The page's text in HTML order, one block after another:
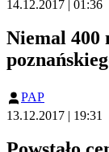
14.12.2017 | 01:36
Niemal 400
PAP
13.12.2017 | 19:31